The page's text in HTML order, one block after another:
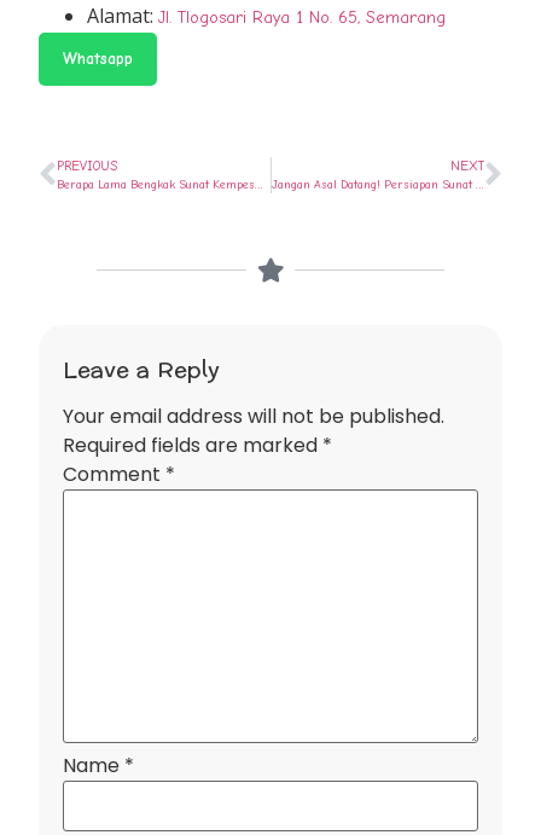
Alamat:Jl. Tlogosari Raya 1 No. 65, Semarang
Whatsapp
PREVIOUS NEXT
Leave a Reply
Your email address will not be published.
Required fields are marked *
Comment *
Name *